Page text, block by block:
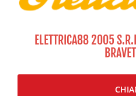
ELETTRICA88 2005